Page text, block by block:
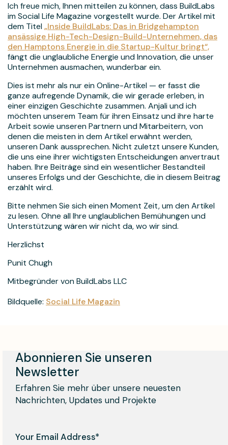
Ich freue mich, Ihnen mitteilen zu können, dass BuildLabs
im Social Life Magazine vorgestellt wurde. Der Artikel mit
dem Titel„Inside BuildLabs: Das in Bridgehampton
ansässige High-Tech-Design-Build-Unternehmen, das
den Hamptons Energie in die Startup-Kultur bringt“,
fängt die unglaubliche Energie und Innovation, die unser
Unternehmen ausmachen, wunderbar ein.
Dies ist mehr als nur ein Online-Artikel — er fasst die
ganze aufregende Dynamik, die wir gerade erleben, in
einer einzigen Geschichte zusammen. Anjali und ich
möchten unserem Team für ihren Einsatz und ihre harte
Arbeit sowie unseren Partnern und Mitarbeitern, von
denen die meisten in dem Artikel erwähnt werden,
unseren Dank aussprechen. Nicht zuletzt unsere Kunden,
die uns eine ihrer wichtigsten Entscheidungen anvertraut
haben. Ihre Beiträge sind ein wesentlicher Bestandteil
unseres Erfolgs und der Geschichte, die in diesem Beitrag
erzählt wird.
Bitte nehmen Sie sich einen Moment Zeit, um den Artikel
zu lesen. Ohne all Ihre unglaublichen Bemühungen und
Unterstützung wären wir nicht da, wo wir sind.
Herzlichst
Punit Chugh
Mitbegründer von BuildLabs LLC
Bildquelle: Social Life Magazin
Abonnieren Sie unseren
Newsletter
Erfahren Sie mehr über unsere neuesten
Nachrichten, Updates und Projekte